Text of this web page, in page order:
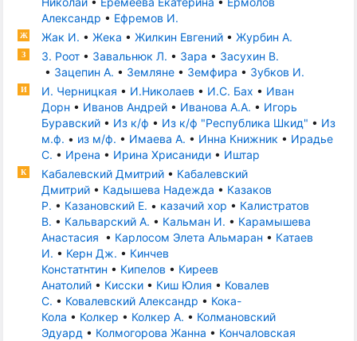
Александр • Ефремов И.
Ж Жак И. • Жека • Жилкин Евгений • Журбин А.
З З. Роот • Завальнюк Л. • Зара • Засухин В.
• Зацепин А. • Земляне • Земфира • Зубков И.
И И. Черницкая • И.Николаев • И.С. Бах • Иван
Дорн • Иванов Андрей • Иванова А.А. • Игорь
Буравский • Из к/ф • Из к/ф "Республика Шкид" • Из
м.ф. • из м/ф. • Имаева А. • Инна Книжник • Ирадье
С. • Ирена • Ирина Хрисаниди • Иштар
К Кабалевский Дмитрий • Кабалевский
Дмитрий • Кадышева Надежда • Казаков
Р. • Казановский Е. • казачий хор • Калистратов
В. • Кальварский А. • Кальман И. • Карамышева
Анастасия • Карлосом Элета Альмаран • Катаев
И. • Керн Дж. • Кинчев
Констатнтин • Кипелов • Киреев
Анатолий • Кисски • Киш Юлия • Ковалев
С. • Ковалевский Александр • Кока-
Кола • Колкер • Колкер А. • Колмановский
Эдуард • Колмогорова Жанна • Кончаловская